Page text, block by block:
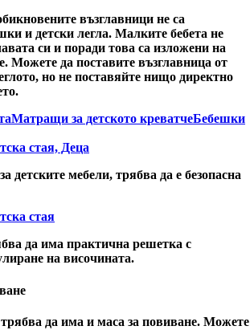
възглавници не са
и детски легла. Малките бебета не
си и поради това са изложени на
Можете да поставите възглавница от
но не поставяйте нищо директно
Матращи за детското креватчеБебешки
детските мебели, трябва да е безопасна
да има практична решетка с
на височината.
трябва да има и маса за повиване. Можете